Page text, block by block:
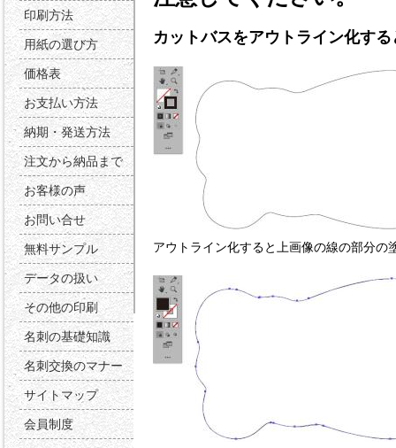
印刷方法
用紙の選び方
価格表
お支払い方法
納期・発送方法
注文から納品まで
お客様の声
お問い合せ
無料サンプル
データの扱い
その他の印刷
名刺の基礎知識
名刺交換のマナー
サイトマップ
会員制度
カットバスをアウトライン化す
アウトライン化すると上画像の線の部分